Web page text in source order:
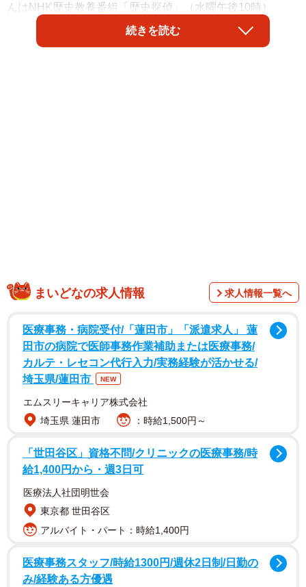
んはNHK歴史教養番組「歴史探偵」（水曜午後10時）
に、市の夫・浅井長政役の俳優中島歩さんがゲストとして
登場しました。
続きを読む
まいどなの求人情報 求人情報一覧へ
医療事務・病院受付/「蓮田市」「派遣求人」 蓮
田市の病院で医師事務作業補助または医療事務/
カルテ・レセコン代行入力/実務経験が活かせる/
埼玉県/蓮田市
NEW
エムスリーキャリア株式会社
埼玉県 蓮田市
：時給1,500円～
「世田谷区」資格不問/クリニックの医療事務/時
給1,400円から・週3日可
医療法人社団明世会
東京都 世田谷区
アルバイト・パート：時給1,400円
医療事務スタッフ/時給1300円/週休2日制/日勤の
み/経験ある方優遇